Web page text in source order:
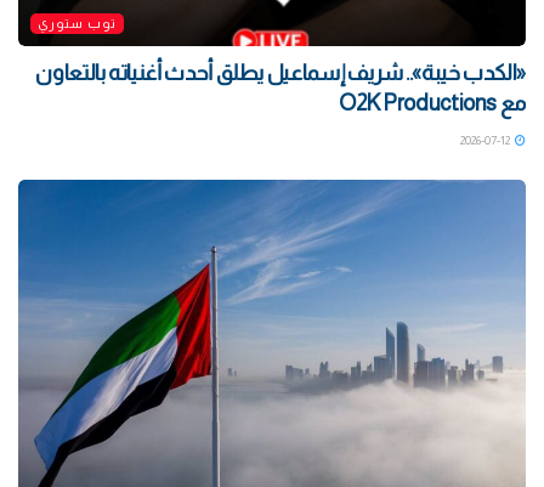
توب ستوري
«الكدب خيبة».. شريف إسماعيل يطلق أحدث أغنياته بالتعاون
مع O2K Productions